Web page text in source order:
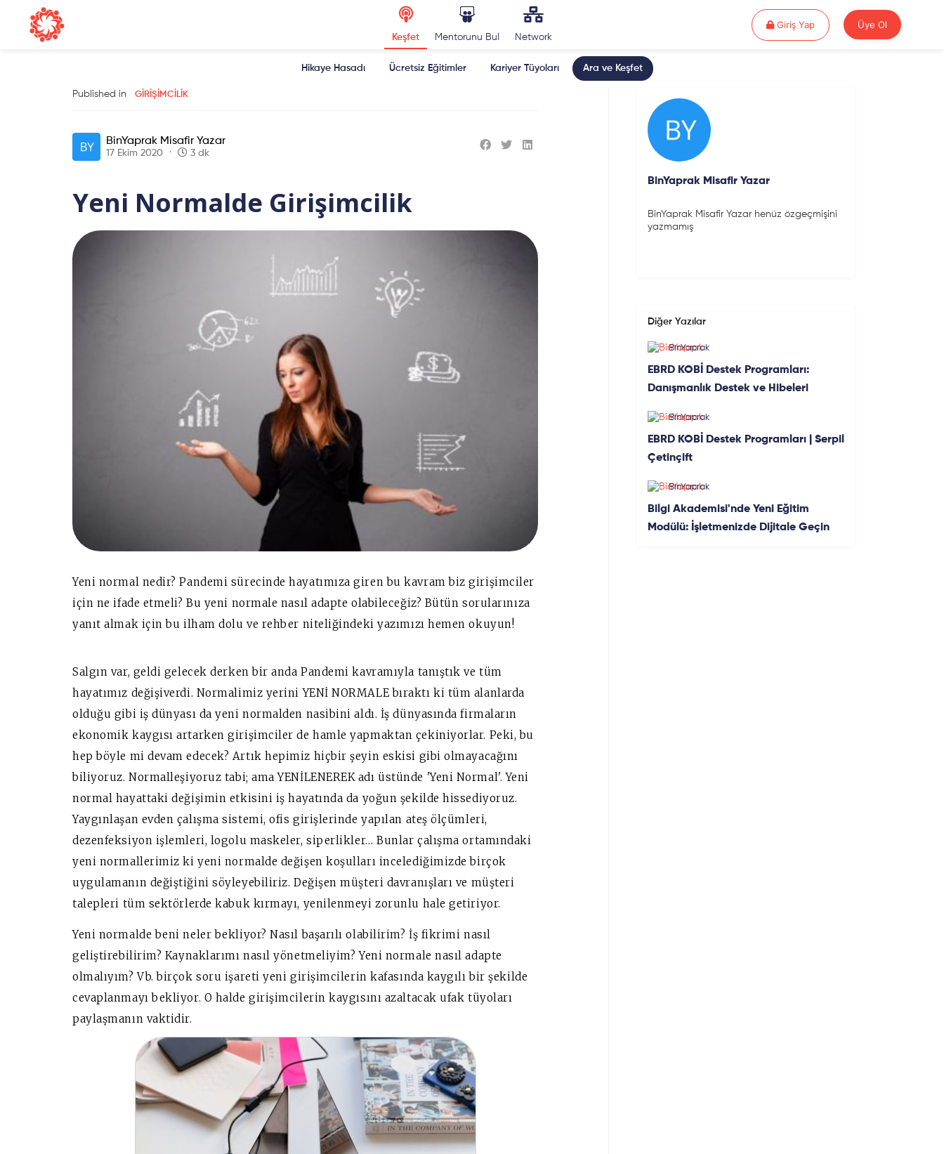
Keşfet Mentorunu Bul Network
Giriş YapGiriş Yap Üye Ol
Hikaye Hasadı Ücretsiz Eğitimler Kariyer Tüyoları Ara ve Keşfet
Published in GIRIŞIMCILIK
BinYaprak Misafir Yazar
17 Ekim 2020 3 dk
Yeni Normalde Girişimcilik
Yeni normal nedir? Pandemi sürecinde hayatımıza giren bu kavram biz girişimciler
için ne ifade etmeli? Bu yeni normale nasıl adapte olabileceğiz? Bütün sorularınıza
yanıt almak için bu ilham dolu ve rehber niteliğindeki yazımızı hemen okuyun!
Salgın var, geldi gelecek derken bir anda Pandemi kavramıyla tanıştık ve tüm
hayatımız değişiverdi. Normalimiz yerini YENİ NORMALE bıraktı ki tüm alanlarda
olduğu gibi iş dünyası da yeni normalden nasibini aldı. İş dünyasında firmaların
ekonomik kaygısı artarken girişimciler de hamle yapmaktan çekiniyorlar. Peki, bu
hep böyle mi devam edecek? Artık hepimiz hiçbir şeyin eskisi gibi olmayacağını
biliyoruz. Normalleşiyoruz tabi; ama YENİLENEREK adı üstünde 'Yeni Normal'. Yeni
normal hayattaki değişimin etkisini iş hayatında da yoğun şekilde hissediyoruz.
Yaygınlaşan evden çalışma sistemi, ofis girişlerinde yapılan ateş ölçümleri,
dezenfeksiyon işlemleri, logolu maskeler, siperlikler… Bunlar çalışma ortamındaki
yeni normallerimiz ki yeni normalde değişen koşulları incelediğimizde birçok
uygulamanın değiştiğini söyleyebiliriz. Değişen müşteri davranışları ve müşteri
talepleri tüm sektörlerde kabuk kırmayı, yenilenmeyi zorunlu hale getiriyor.
Yeni normalde beni neler bekliyor? Nasıl başarılı olabilirim? İş fikrimi nasıl
geliştirebilirim? Kaynaklarımı nasıl yönetmeliyim? Yeni normale nasıl adapte
olmalıyım? Vb. birçok soru işareti yeni girişimcilerin kafasında kaygılı bir şekilde
cevaplanmayı bekliyor. O halde girişimcilerin kaygısını azaltacak ufak tüyoları
paylaşmanın vaktidir.
BinYaprak Misafir Yazar
BinYaprak Misafir Yazar henüz özgeçmişini
yazmamış
Diğer Yazılar
BinYaprak
EBRD KOBİ Destek Programları:
Danışmanlık Destek ve Hibeleri
BinYaprak
EBRD KOBİ Destek Programları | Serpil
Çetinçift
BinYaprak
Bilgi Akademisi'nde Yeni Eğitim
Modülü: İşletmenizde Dijitale Geçin